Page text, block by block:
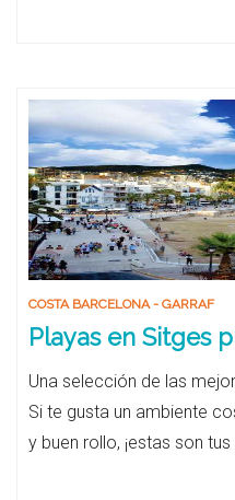
COSTA BARCELONA - GARRAF
Playas en Sitges
Una selección de las
Si te gusta un ambiente
y buen rollo, ¡estas son